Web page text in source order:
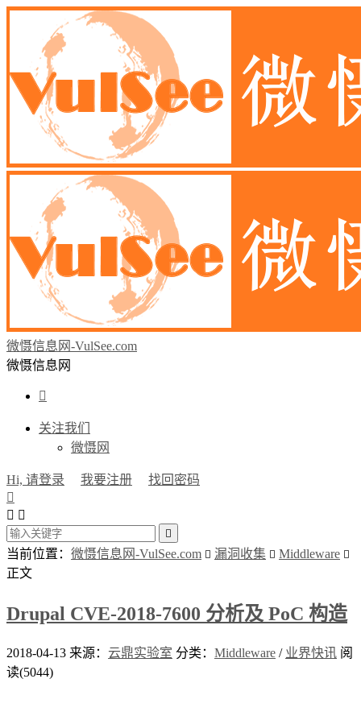
微慑信息网-VulSee.com
微慑信息网

关注我们
微慑网
Hi, 请登录 我要注册
找回密码

 

当前位置： 微慑信息网-VulSee.com  漏洞收集  Middleware 
正文
Drupal CVE-2018-7600 分析及 PoC 构造
2018-04-13 来源： 云鼎实验室 分类： Middleware / 业界快讯 阅
读(5044)